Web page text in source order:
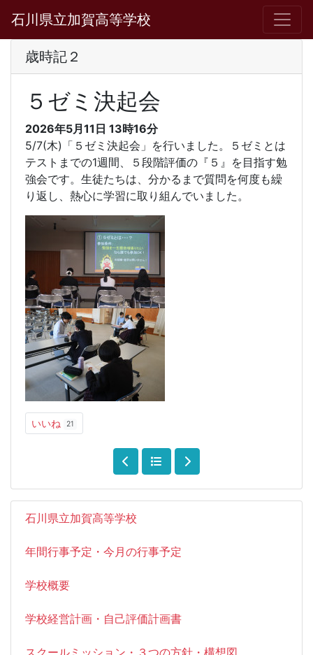
石川県立加賀高等学校
石川県立加賀高等学校
年間行事予定・今月の行事予定
学校概要
学校経営計画・自己評価計画書
スクールミッション・３つの方針・構想図
歳時記２
５ゼミ決起会
2026年5月11日 13時16分
5/7(木)「５ゼミ決起会」を行いました。５ゼミとは
テストまでの1週間、５段階評価の『５』を目指す勉
強会です。生徒たちは、分かるまで質問を何度も繰
り返し、熱心に学習に取り組んでいました。
いいね 21